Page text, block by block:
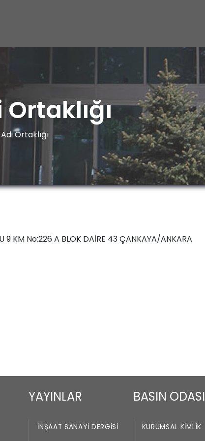
Ortaklığı
9 KM No:226 A BLOK DAİRE 43 ÇANKAYA/ANKARA
YAYINLAR
İNŞAAT SANAYI DERGISI
BASIN ODASI
KURUMSAL KIMLIK